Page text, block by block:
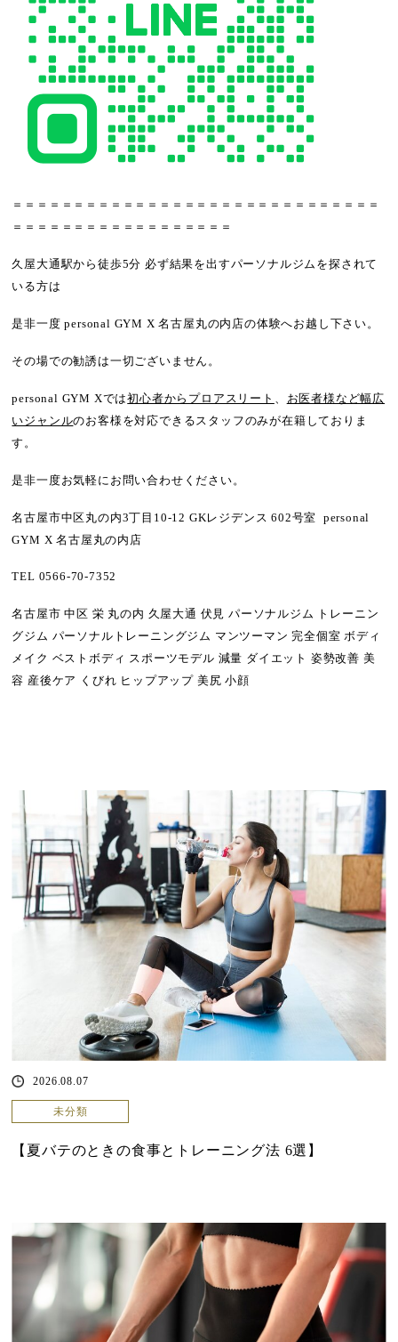
＝＝＝＝＝＝＝＝＝＝＝＝＝＝＝＝＝＝＝＝＝＝＝＝＝＝＝＝＝＝
＝＝＝＝＝＝＝＝＝＝＝＝＝＝＝＝＝＝
久屋大通駅から徒歩5分 必ず結果を出すパーソナルジムを探されて
いる方は
是非一度 personal GYM X 名古屋丸の内店の体験へお越し下さい。
その場での勧誘は一切ございません。
personal GYM Xでは初心者からプロアスリート 、 お医者様など幅広
いジャンルのお客様を対応できるスタッフのみが在籍しておりま
す。
是非一度お気軽にお問い合わせください。
名古屋市中区丸の内3丁目10-12 GKレジデンス 602号室 personal
GYM X 名古屋丸の内店
TEL 0566-70-7352
名古屋市 中区 栄 丸の内 久屋大通 伏見 パーソナルジム トレーニン
グジム パーソナルトレーニングジム マンツーマン 完全個室 ボディ
メイク ベストボディ スポーツモデル 減量 ダイエット 姿勢改善 美
容 産後ケア くびれ ヒップアップ 美尻 小顔
2026.08.07
未分類
【夏バテのときの食事とトレーニング法 6選】